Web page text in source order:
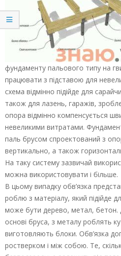
фундаменту пальового типу на
працювати з підставою для
схема відмінно підійде для
також для лазень, гаражів,
опора відмінно компенсується
невеликими витратами.
паль брусом спроектований з
вертикально, а також
На таку систему зазвичай
можна використовувати і більше.
В цьому випадку обв’язка
роблю з матеріалу, який підійде
може бути дерево, метал, бетон.
основі бруса, з металу роблять
виготовляють блоки. Обв’язка
ростверком і між собою. Те,